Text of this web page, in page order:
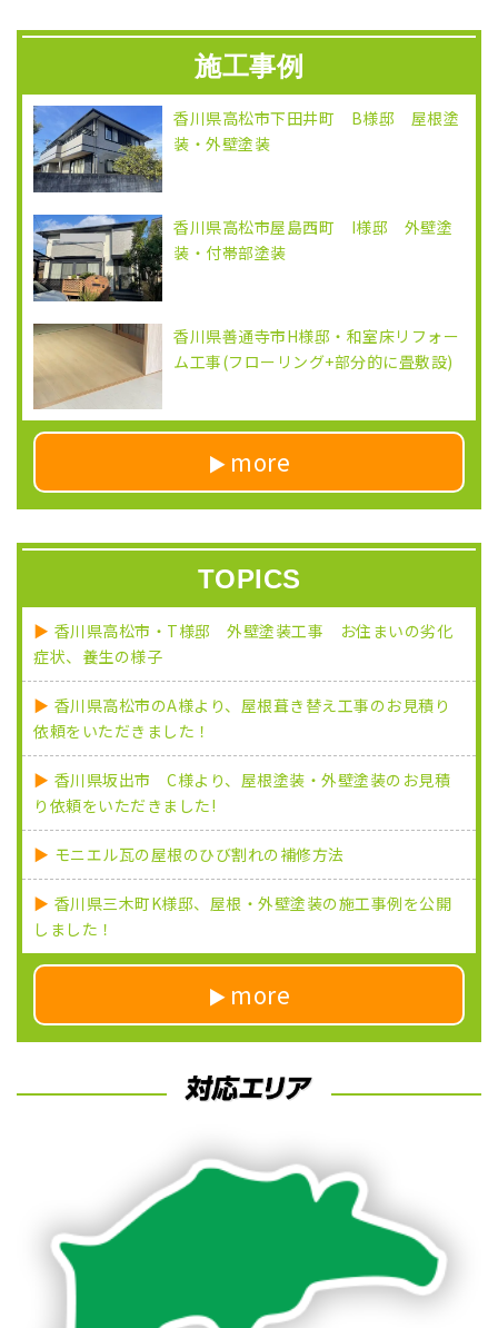
施工事例
香川県高松市下田井町 B様邸 屋根塗
装・外壁塗装
香川県高松市屋島西町 I様邸 外壁塗
装・付帯部塗装
香川県善通寺市H様邸・和室床リフォー
ム工事(フローリング+部分的に畳敷設)
more
TOPICS
香川県高松市・T様邸 外壁塗装工事 お住まいの劣化
症状、養生の様子
香川県高松市のA様より、屋根葺き替え工事のお見積り
依頼をいただきました！
香川県坂出市 C様より、屋根塗装・外壁塗装のお見積
り依頼をいただきました!
モニエル瓦の屋根のひび割れの補修方法
香川県三木町K様邸、屋根・外壁塗装の施工事例を公開
しました！
more